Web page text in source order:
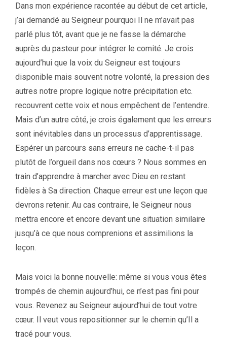
Dans mon expérience racontée au début de cet article,
j’ai demandé au Seigneur pourquoi Il ne m’avait pas
parlé plus tôt, avant que je ne fasse la démarche
auprès du pasteur pour intégrer le comité. Je crois
aujourd’hui que la voix du Seigneur est toujours
disponible mais souvent notre volonté, la pression des
autres notre propre logique notre précipitation etc.
recouvrent cette voix et nous empêchent de l’entendre.
Mais d’un autre côté, je crois également que les erreurs
sont inévitables dans un processus d’apprentissage.
Espérer un parcours sans erreurs ne cache-t-il pas
plutôt de l’orgueil dans nos cœurs ? Nous sommes en
train d’apprendre à marcher avec Dieu en restant
fidèles à Sa direction. Chaque erreur est une leçon que
devrons retenir. Au cas contraire, le Seigneur nous
mettra encore et encore devant une situation similaire
jusqu’à ce que nous comprenions et assimilions la
leçon.
Mais voici la bonne nouvelle: même si vous vous êtes
trompés de chemin aujourd’hui, ce n’est pas fini pour
vous. Revenez au Seigneur aujourd’hui de tout votre
cœur. Il veut vous repositionner sur le chemin qu’Il a
tracé pour vous.